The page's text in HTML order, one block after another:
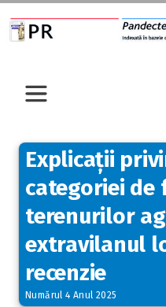
Explicații
categoriei de
terenurilor
extravilanul
recenzie
Numărul 4 Anul 2025